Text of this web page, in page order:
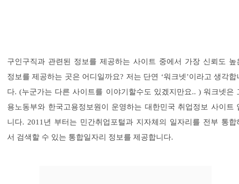
구인구직과 관련된 정보를 제공하는 사이트 중에서 가장 신뢰도 높
정보를 제공하는 곳은 어디일까요? 저는 단연 ‘워크넷’이라고 생각합
다. (누군가는 다른 사이트를 이야기할수도 있겠지만요.. ) 워크넷은
용노동부와 한국고용정보원이 운영하는 대한민국 취업정보 사이트
니다. 2011년 부터는 민간취업포털과 지자체의 일자리를 전부 통합
서 검색할 수 있는 통합일자리 정보를 제공합니다.